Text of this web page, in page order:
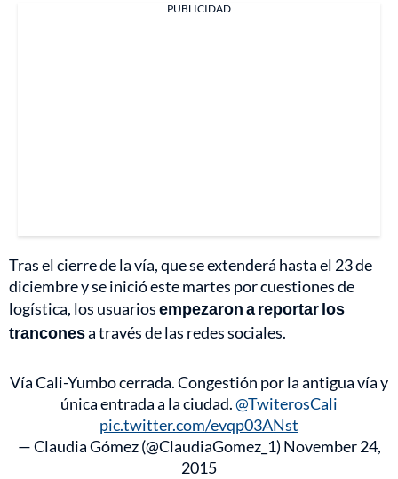
PUBLICIDAD
Tras el cierre de la vía, que se extenderá hasta el 23 de
diciembre y se inició este martes por cuestiones de
logística, los usuariosempezaron a reportar los
tranconesa través de las redes sociales.
Vía Cali-Yumbo cerrada. Congestión por la antigua vía y
única entrada a la ciudad.@TwiterosCali
pic.twitter.com/evqp03ANst
— Claudia Gómez (@ClaudiaGomez_1) November 24,
2015